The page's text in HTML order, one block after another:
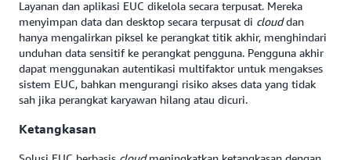
Layanan dan aplikasi EUC dikelola secara terpusat. Mereka
menyimpan data dan desktop secara terpusat di clouddan
hanya mengalirkan piksel ke perangkat titik akhir, menghindari
unduhan data sensitif ke perangkat pengguna. Pengguna akhir
dapat menggunakan autentikasi multifaktor untuk mengakses
sistem EUC, bahkan mengurangi risiko akses data yang tidak
sah jika perangkat karyawan hilang atau dicuri.
Ketangkasan